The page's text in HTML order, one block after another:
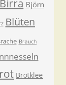
Birra Björn
Blüten
Brauch
Brotklee